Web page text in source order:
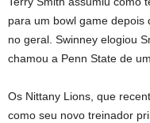
para um bowl game
no geral. Swinney elogiou
chamou a Penn State de
Os Nittany Lions, que
como seu novo treinador